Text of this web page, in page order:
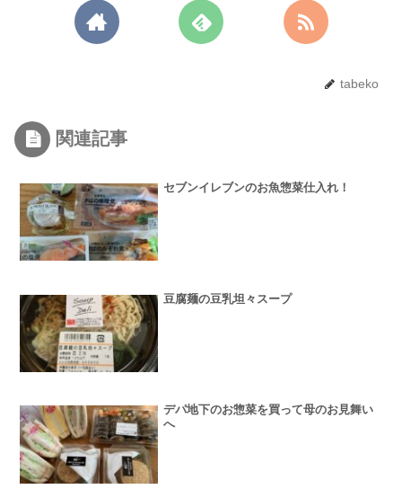
tabeko
関連記事
セブンイレブンのお魚惣菜仕入れ！
豆腐麺の豆乳坦々スープ
デパ地下のお惣菜を買って母のお見舞い
へ